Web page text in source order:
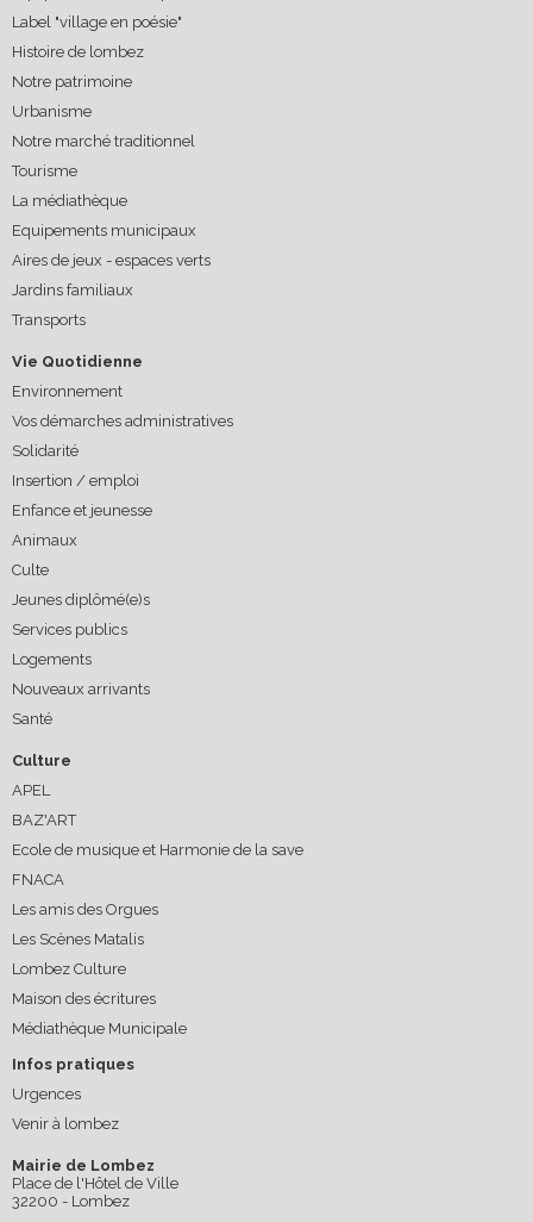
Label "village en poésie"
Histoire de lombez
Notre patrimoine
Urbanisme
Notre marché traditionnel
Tourisme
La médiathèque
Equipements municipaux
Aires de jeux - espaces verts
Jardins familiaux
Transports
Vie Quotidienne
Environnement
Vos démarches administratives
Solidarité
Insertion / emploi
Enfance et jeunesse
Animaux
Culte
Jeunes diplômé(e)s
Services publics
Logements
Nouveaux arrivants
Santé
Culture
APEL
BAZ'ART
Ecole de musique et Harmonie de la save
FNACA
Les amis des Orgues
Les Scènes Matalis
Lombez Culture
Maison des écritures
Médiathèque Municipale
Infos pratiques
Urgences
Venir à lombez
Mairie de Lombez
Place de l'Hôtel de Ville
32200 - Lombez